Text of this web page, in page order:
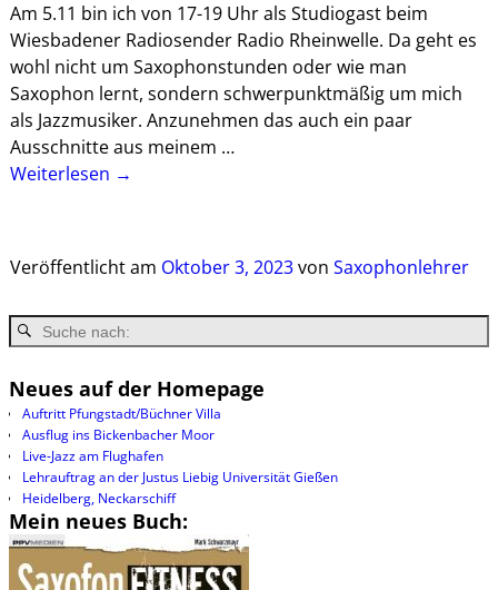
Am 5.11 bin ich von 17-19 Uhr als Studiogast beim
Wiesbadener Radiosender Radio Rheinwelle. Da geht es
wohl nicht um Saxophonstunden oder wie man
Saxophon lernt, sondern schwerpunktmäßig um mich
als Jazzmusiker. Anzunehmen das auch ein paar
Ausschnitte aus meinem …
Weiterlesen →
Veröffentlicht am Oktober 3, 2023von Saxophonlehrer
Neues auf der Homepage
Auftritt Pfungstadt/Büchner Villa
Ausflug ins Bickenbacher Moor
Live-Jazz am Flughafen
Lehrauftrag an der Justus Liebig Universität Gießen
Heidelberg, Neckarschiff
Mein neues Buch: